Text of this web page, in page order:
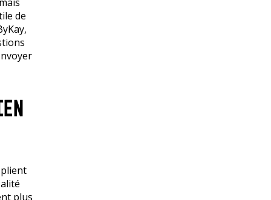
de
plus